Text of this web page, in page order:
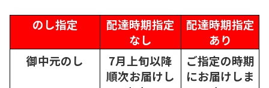
のし指定
配達時期指定
なし
配達時期指定
あり
御中元のし
7月上旬以降
順次お届けし
ご指定の時期
にお届けしま